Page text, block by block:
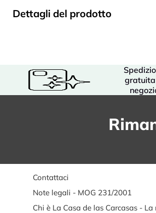
Dettagli del prodotto
Contattaci
Note legali - MOG 231/2001
Chi è La Casa de las Carcasas -